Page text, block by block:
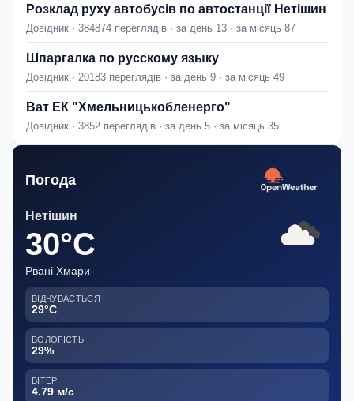
Розклад руху автобусів по автостанції Нетішин
Довідник · 384874 переглядів · за день 13 · за місяць 87
Шпаргалка по русскому языку
Довідник · 20183 переглядів · за день 9 · за місяць 49
Ват ЕК "Хмельницькобленерго"
Довідник · 3852 переглядів · за день 5 · за місяць 35
Погода
Нетішин
30°C
Рвані Хмари
ВІДЧУВАЄТЬСЯ
29°C
ВОЛОГІСТЬ
29%
ВІТЕР
4.79 м/с